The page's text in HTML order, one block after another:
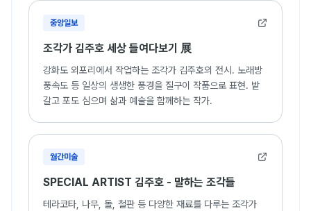
2011 가만히 들이다 (인천아트플랫폼)
Happy together (롯데갤러리, 영등포)
Korean Art Today (호주 시드니 한국문화원)
분쟁의 바다, 화해의 바다 (인천아트플랫폼)
생활의 발견 (부평아트센터)
빌라다아르와 예술가들 (토포하우스)
인터_뷰 (인천아트플랫폼)
혜화동인전 (청아갤러리)
서울조각회 30주년 기념전 (서울아트센터)
2009 牛步萬里 (신세계갤러리)
해치 퍼레이드 (서울 도시갤러리 프로젝트 2009)
중앙일보
조각가 김주호 세상 들여다보기 展
강화도 외포리에서 작업하는 조각가 김주호의 전시. 노래방
풍속도 등 일상의 생생한 풍경을 질구이 작품으로 표현. 밭
갈고 포도 심으며 삶과 예술을 함께하는 작가.
월간미술
SPECIAL ARTIST 김주호 - 말하는 조각들
테라코타, 나무, 돌, 철판 등 다양한 재료를 다루는 조각가